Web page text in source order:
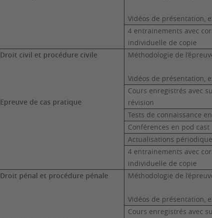
Vidéos de présentation,
4 entrainements avec
individuelle de copie
Droit civil et procédure civile
Epreuve de cas pratique
Méthodologie de
Vidéos de présentation,
Cours enregistrés avec
révision
Tests de connaissance
Conférences en pod cast
Actualisations
4 entrainements avec
individuelle de copie
Droit pénal et procédure pénale
Méthodologie de
Vidéos de présentation,
Cours enregistrés avec